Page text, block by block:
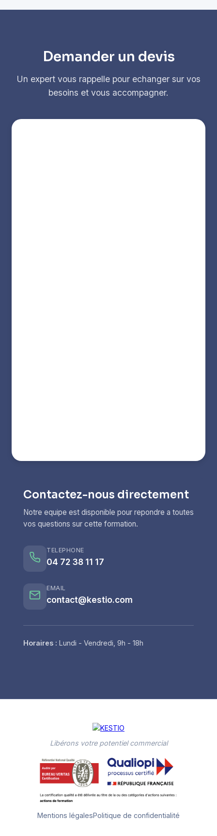
Demander un devis
Un expert vous rappelle pour echanger sur vos
besoins et vous accompagner.
Contactez-nous directement
Notre equipe est disponible pour repondre a toutes
vos questions sur cette formation.
TELEPHONE
04 72 38 11 17
EMAIL
contact@kestio.com
Horaires : Lundi - Vendredi, 9h - 18h
Libérons votre potentiel commercial
Mentions légalesPolitique de confidentialité